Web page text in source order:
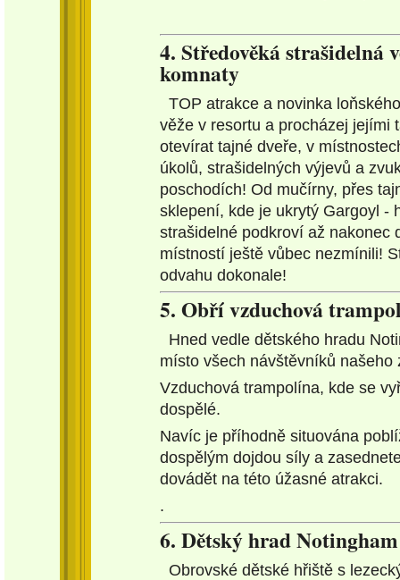
4. Středověká strašidelná
komnaty
TOP atrakce a novinka
věže v resortu a procházej jejími
otevírat tajné dveře, v
úkolů, strašidelných výjevů a
poschodích! Od mučírny, přes
sklepení, kde je ukrytý Gargoyl -
strašidelné podkroví až nakonec
místností ještě vůbec nezmínili!
odvahu dokonale!
5. Obří vzduchová
Hned vedle dětského hradu
místo všech návštěvníků našeho
Vzduchová trampolína, kde se
dospělé.
Navíc je příhodně situována
dospělým dojdou síly a
dovádět na této úžasné atrakci.
.
6. Dětský hrad Notingham
Obrovské dětské hřiště s